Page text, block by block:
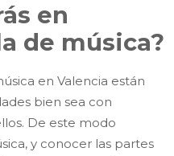
en
de música?
en Valencia están
bien sea con
De este modo
y conocer las partes